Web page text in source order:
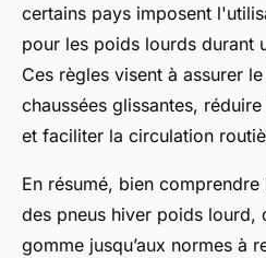
certains pays imposent
pour les poids lourds durant
Ces règles visent à assurer
chaussées glissantes,
et faciliter la circulation
En résumé, bien
des pneus hiver poids lourd,
gomme jusqu’aux normes à